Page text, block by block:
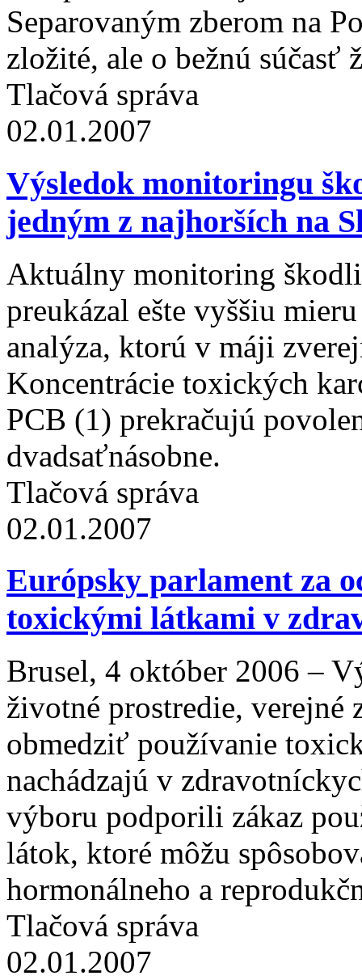
Separovaným zberom na
zložité, ale o bežnú súčasť
Tlačová správa
02.01.2007
Výsledok monitoringu
jedným z najhorších na
Aktuálny monitoring
preukázal ešte vyššiu
analýza, ktorú v máji
Koncentrácie toxických
PCB (1) prekračujú
dvadsaťnásobne.
Tlačová správa
02.01.2007
Európsky parlament za
toxickými látkami v
Brusel, 4 október 2006 –
životné prostredie, verejné
obmedziť používanie
nachádzajú v
výboru podporili zákaz
látok, ktoré môžu
hormonálneho a
Tlačová správa
02.01.2007